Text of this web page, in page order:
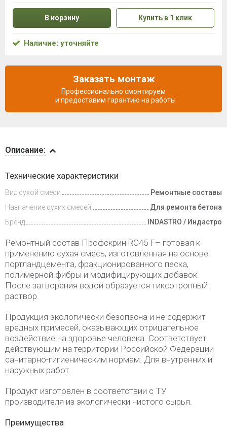
и оплата
Описание:
Технические характеристики
Вид сухой смеси
Ремонтные составы
Назначение сухих смесей
Для ремонта бетона
Бренд
INDASTRO / Индастро
Ремонтный состав Профскрин RC45 F– готовая к
применению сухая смесь, изготовленная на основе
портландцемента, фракционированного песка,
полимерной фибры и модифицирующих добавок.
После затворения водой образуется тиксотропный
раствор.
Продукция экологически безопасна и не содержит
вредных примесей, оказывающих отрицательное
воздействие на здоровье человека. Соответствует
действующим на территории Российской Федерации
санитарно-гигиеническим нормам. Для внутренних и
наружных работ.
Продукт изготовлен в соответствии с ТУ
производителя из экологически чистого сырья.
Преимущества
В корзину Купить в 1 клик
Наличие: уточняйте
Заказать монтаж
Профессионально смонтируем
и предоставим гарантию на работы